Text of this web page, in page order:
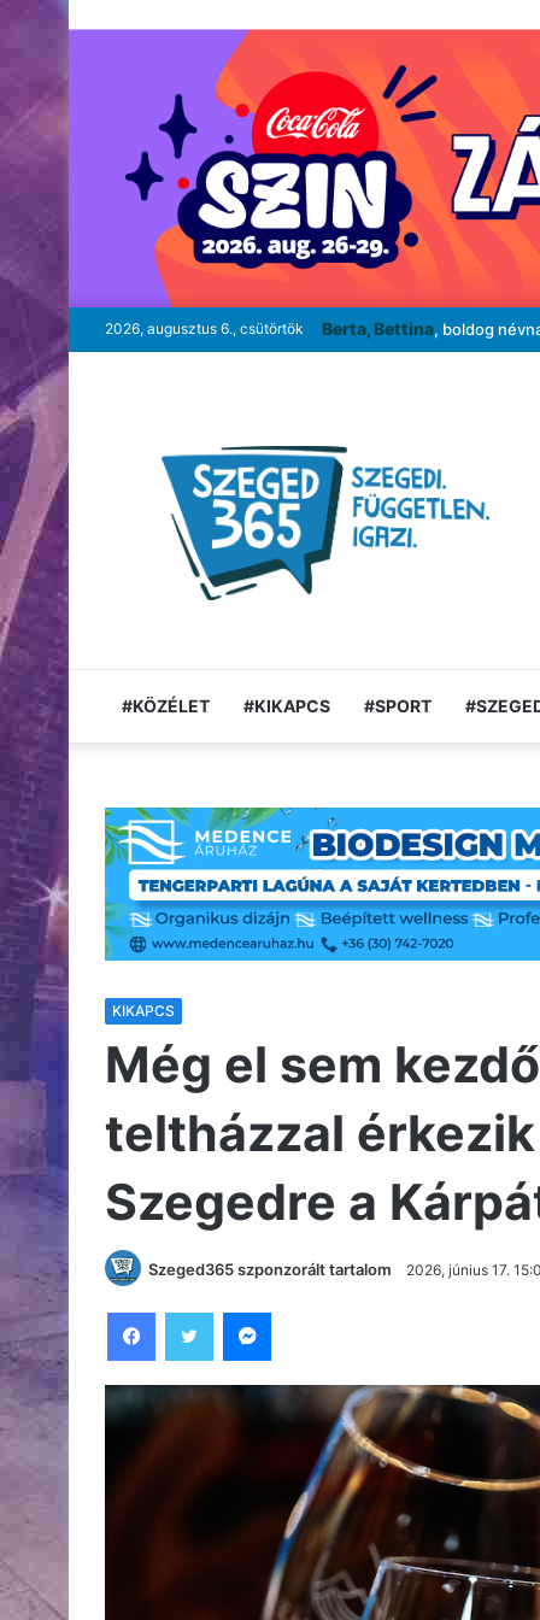
2026, augusztus 6., csütörtök Berta, Bettina, boldog
#KÖZÉLET #KIKAPCS #SPORT
KIKAPCS
Még el sem
teltházzal
Szegedre a
Szeged365 szponzorált tartalom 2026, június 17.